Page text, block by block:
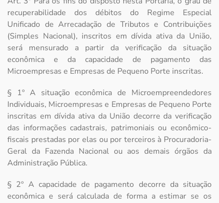
recuperabilidade dos débitos do Regime Especial
Unificado de Arrecadação de Tributos e Contribuições
(Simples Nacional), inscritos em dívida ativa da União,
será mensurado a partir da verificação da situação
econômica e da capacidade de pagamento das
Microempresas e Empresas de Pequeno Porte inscritas.
§ 1º A situação econômica de Microempreendedores
Individuais, Microempresas e Empresas de Pequeno Porte
inscritas em dívida ativa da União decorre da verificação
das informações cadastrais, patrimoniais ou econômico-
fiscais prestadas por elas ou por terceiros à Procuradoria-
Geral da Fazenda Nacional ou aos demais órgãos da
Administração Pública.
§ 2º A capacidade de pagamento decorre da situação
econômica e será calculada de forma a estimar se os